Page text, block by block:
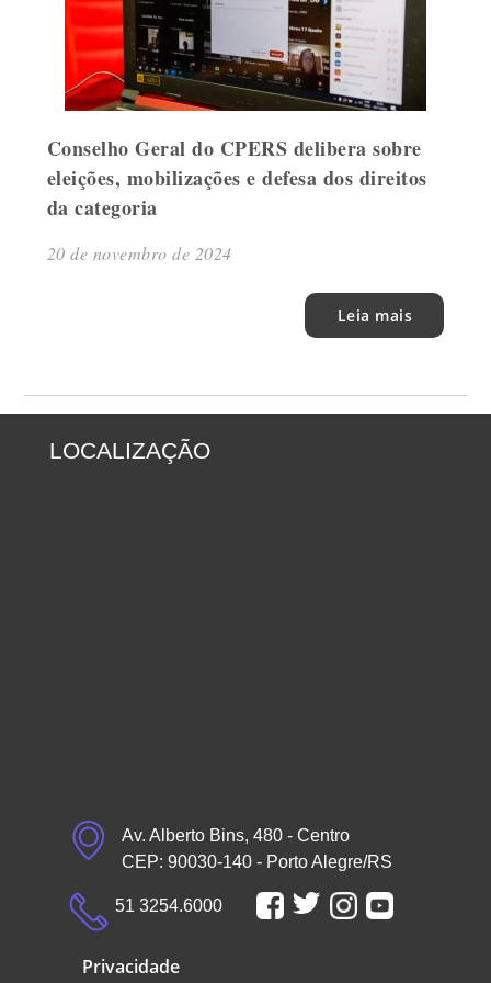
Conselho Geral do CPERS delibera sobre
eleições, mobilizações e defesa dos direitos
da categoria
20 de novembro de 2024
Leia mais
LOCALIZAÇÃO
Av. Alberto Bins, 480 - Centro
CEP: 90030-140 - Porto Alegre/RS
51 3254.6000
Privacidade